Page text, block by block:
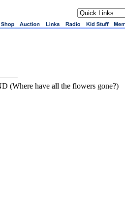
have all the flowers gone?)